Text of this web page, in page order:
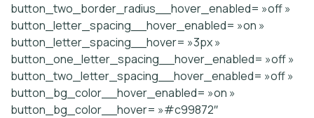
button_two_border_radius__hover_enabled= »off »
button_letter_spacing__hover_enabled= »on »
button_letter_spacing__hover= »3px »
button_one_letter_spacing__hover_enabled= »off »
button_two_letter_spacing__hover_enabled= »off »
button_bg_color__hover_enabled= »on »
button_bg_color__hover= »#c99872″